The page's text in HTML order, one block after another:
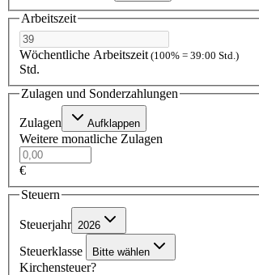
Arbeitszeit
Wöchentliche Arbeitszeit (100% = 39:00 Std.)
Std.
Zulagen und Sonderzahlungen
Zulagen Aufklappen
Weitere monatliche Zulagen
€
Steuern
Steuerjahr 2026
Steuerklasse Bitte wählen
Kirchensteuer?